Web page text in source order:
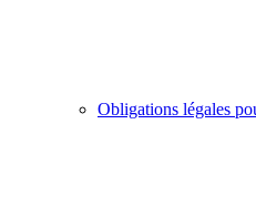
Obligations légales